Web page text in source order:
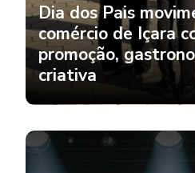
Dia dos Pais
comércio de Içara
promoção,
criativa